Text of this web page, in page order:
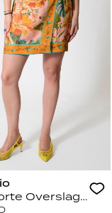
Overslag Rok